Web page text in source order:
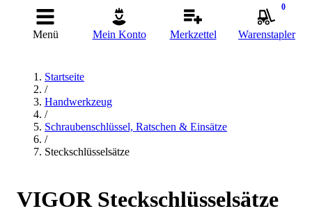
Menü Mein Konto Merkzettel
0
Warenstapler
Startseite
/
Handwerkzeug
/
Schraubenschlüssel, Ratschen & Einsätze
/
Steckschlüsselsätze
VIGOR Steckschlüsselsätze